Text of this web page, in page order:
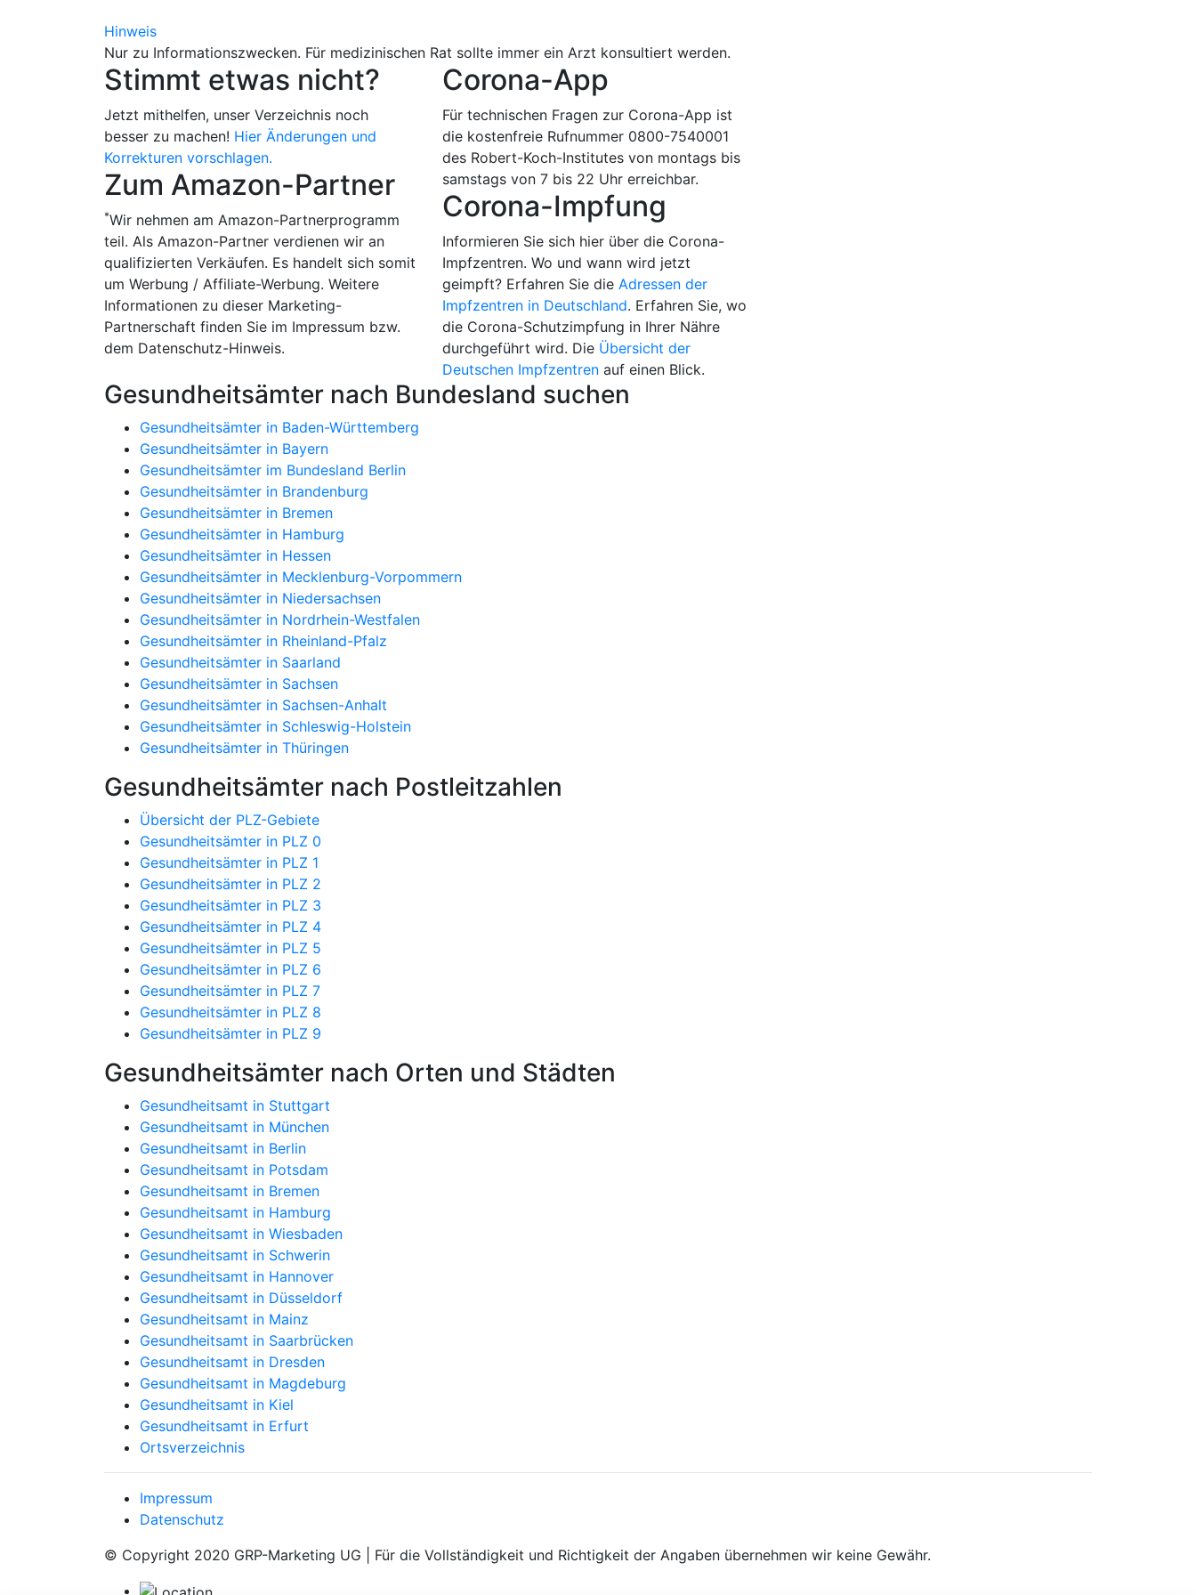
Hinweis
Nur zu Informationszwecken. Für medizinischen Rat sollte immer ein Arzt konsultiert werden.
Stimmt etwas nicht?
Jetzt mithelfen, unser Verzeichnis noch
besser zu machen! Hier Änderungen und
Korrekturen vorschlagen.
Zum Amazon-Partner
*Wir nehmen am Amazon-Partnerprogramm
teil. Als Amazon-Partner verdienen wir an
qualifizierten Verkäufen. Es handelt sich somit
um Werbung / Affiliate-Werbung. Weitere
Informationen zu dieser Marketing-
Partnerschaft finden Sie im Impressum bzw.
dem Datenschutz-Hinweis.
Corona-App
Für technischen Fragen zur Corona-App ist
die kostenfreie Rufnummer 0800-7540001
des Robert-Koch-Institutes von montags bis
samstags von 7 bis 22 Uhr erreichbar.
Corona-Impfung
Informieren Sie sich hier über die Corona-
Impfzentren. Wo und wann wird jetzt
geimpft? Erfahren Sie die Adressen der
Impfzentren in Deutschland. Erfahren Sie, wo
die Corona-Schutzimpfung in Ihrer Nähre
durchgeführt wird. Die Übersicht der
Deutschen Impfzentren auf einen Blick.
Gesundheitsämter nach Bundesland suchen
Gesundheitsämter in Baden-Württemberg
Gesundheitsämter in Bayern
Gesundheitsämter im Bundesland Berlin
Gesundheitsämter in Brandenburg
Gesundheitsämter in Bremen
Gesundheitsämter in Hamburg
Gesundheitsämter in Hessen
Gesundheitsämter in Mecklenburg-Vorpommern
Gesundheitsämter in Niedersachsen
Gesundheitsämter in Nordrhein-Westfalen
Gesundheitsämter in Rheinland-Pfalz
Gesundheitsämter in Saarland
Gesundheitsämter in Sachsen
Gesundheitsämter in Sachsen-Anhalt
Gesundheitsämter in Schleswig-Holstein
Gesundheitsämter in Thüringen
Gesundheitsämter nach Postleitzahlen
Übersicht der PLZ-Gebiete
Gesundheitsämter in PLZ 0
Gesundheitsämter in PLZ 1
Gesundheitsämter in PLZ 2
Gesundheitsämter in PLZ 3
Gesundheitsämter in PLZ 4
Gesundheitsämter in PLZ 5
Gesundheitsämter in PLZ 6
Gesundheitsämter in PLZ 7
Gesundheitsämter in PLZ 8
Gesundheitsämter in PLZ 9
Gesundheitsämter nach Orten und Städten
Gesundheitsamt in Stuttgart
Gesundheitsamt in München
Gesundheitsamt in Berlin
Gesundheitsamt in Potsdam
Gesundheitsamt in Bremen
Gesundheitsamt in Hamburg
Gesundheitsamt in Wiesbaden
Gesundheitsamt in Schwerin
Gesundheitsamt in Hannover
Gesundheitsamt in Düsseldorf
Gesundheitsamt in Mainz
Gesundheitsamt in Saarbrücken
Gesundheitsamt in Dresden
Gesundheitsamt in Magdeburg
Gesundheitsamt in Kiel
Gesundheitsamt in Erfurt
Ortsverzeichnis
Impressum
Datenschutz
© Copyright 2020 GRP-Marketing UG | Für die Vollständigkeit und Richtigkeit der Angaben übernehmen wir keine Gewähr.